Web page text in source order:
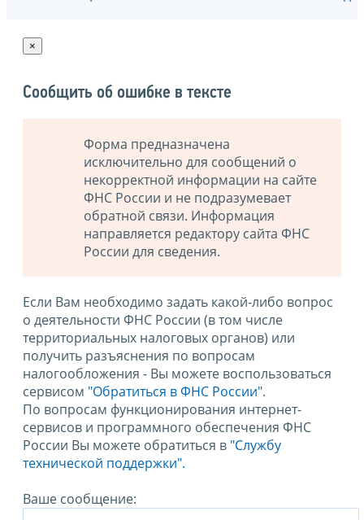
×
Сообщить об ошибке в тексте
Форма предназначена
исключительно для сообщений о
некорректной информации на сайте
ФНС России и не подразумевает
обратной связи. Информация
направляется редактору сайта ФНС
России для сведения.
Если Вам необходимо задать какой-либо вопрос
о деятельности ФНС России (в том числе
территориальных налоговых органов) или
получить разъяснения по вопросам
налогообложения - Вы можете воспользоваться
сервисом "Обратиться в ФНС России".
По вопросам функционирования интернет-
сервисов и программного обеспечения ФНС
России Вы можете обратиться в "Службу
технической поддержки".
Ваше сообщение: